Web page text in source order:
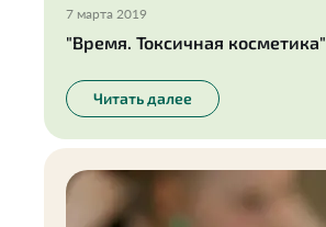
7 марта 2019
"Время. Токсичная косметика"
Читать далее